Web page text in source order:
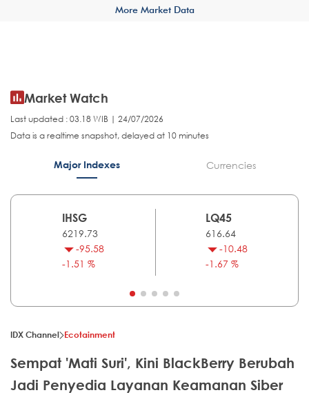
More Market Data
Market Watch
Last updated : 03.18 WIB | 24/07/2026
Data is a realtime snapshot, delayed at 10 minutes
Major Indexes Currencies
IHSG
6219.73
-95.58
-1.51 %
LQ45
616.64
-10.48
-1.67 %
IDX Channel Ecotainment
Sempat 'Mati Suri', Kini BlackBerry Berubah
Jadi Penyedia Layanan Keamanan Siber